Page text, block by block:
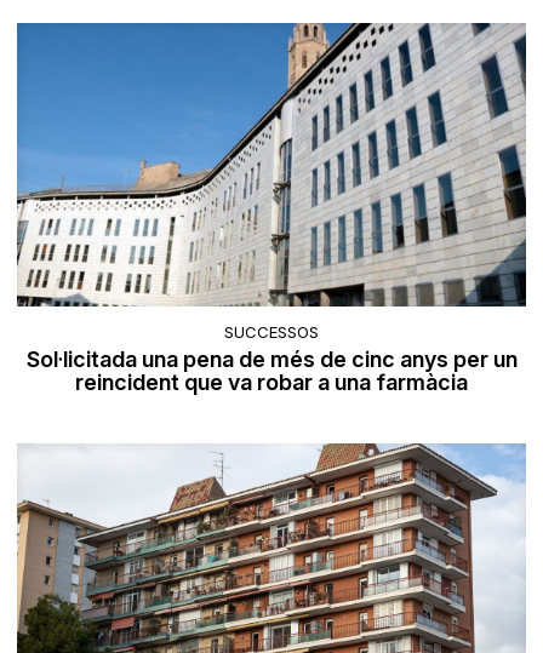
SUCCESSOS
Sol·licitada una pena de més de cinc anys per un
reincident que va robar a una farmàcia